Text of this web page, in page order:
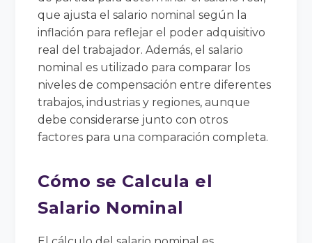
que ajusta el salario nominal según la
inflación para reflejar el poder adquisitivo
real del trabajador. Además, el salario
nominal es utilizado para comparar los
niveles de compensación entre diferentes
trabajos, industrias y regiones, aunque
debe considerarse junto con otros
factores para una comparación completa.
Cómo se Calcula el
Salario Nominal